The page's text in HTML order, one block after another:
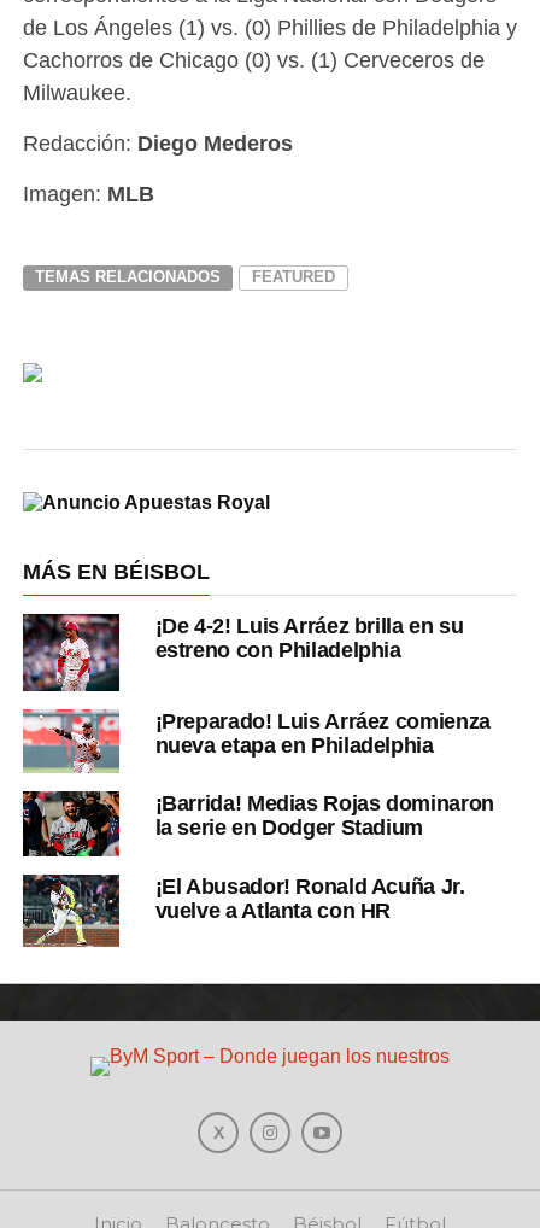
de Los Ángeles (1) vs. (0) Phillies de Philadelphia y
Cachorros de Chicago (0) vs. (1) Cerveceros de
Milwaukee.
Redacción: Diego Mederos
Imagen: MLB
TEMAS RELACIONADOS FEATURED
MÁS EN BÉISBOL
¡De 4-2! Luis Arráez brilla en su
estreno con Philadelphia
¡Preparado! Luis Arráez comienza
nueva etapa en Philadelphia
¡Barrida! Medias Rojas dominaron
la serie en Dodger Stadium
¡El Abusador! Ronald Acuña Jr.
vuelve a Atlanta con HR